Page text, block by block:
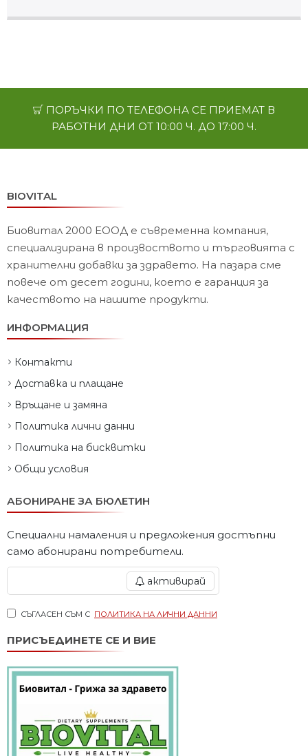
ПОРЪЧКИ ПО ТЕЛЕФОНА СЕ ПРИЕМАТ В
РАБОТНИ ДНИ ОТ 10:00 Ч. ДО 17:00 Ч.
BIOVITAL
Биовитал 2000 ЕООД е съвременна компания,
специализирана в произвоството и търговията с
хранителни добавки за здравето. На пазара сме
повече от десет години, което е гаранция за
качеството на нашите продукти.
ИНФОРМАЦИЯ
Контакти
Доставка и плащане
Връщане и замяна
Политика лични данни
Политика на бисквитки
Общи условия
АБОНИРАНЕ ЗА БЮЛЕТИН
Специални намаления и предложения достъпни
само абонирани потребители.
активирай
СЪГЛАСЕН СЪМ С ПОЛИТИКА НА ЛИЧНИ ДАННИ
ПРИСЪЕДИНЕТЕ СЕ И ВИЕ